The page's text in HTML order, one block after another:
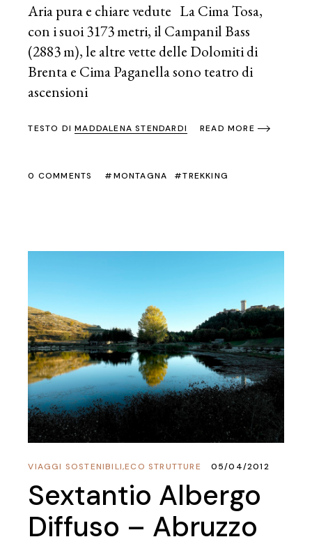
Aria pura e chiare vedute La Cima Tosa,
con i suoi 3173 metri, il Campanil Bass
(2883 m), le altre vette delle Dolomiti di
Brenta e Cima Paganella sono teatro di
ascensioni
TESTO DIMADDALENA STENDARDI READ MORE
0 COMMENTS MONTAGNA TREKKING
ECO STRUTTURE
,
VIAGGI SOSTENIBILI 05/04/2012
Sextantio Albergo
Diffuso – Abruzzo